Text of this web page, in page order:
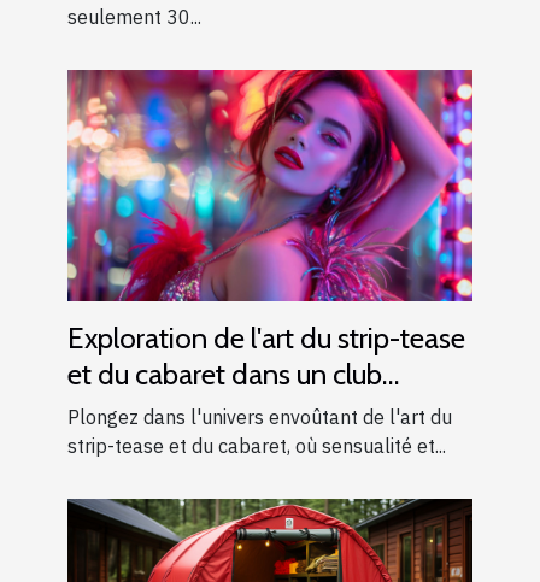
seulement 30...
Exploration de l'art du strip-tease
et du cabaret dans un club
moderne
Plongez dans l'univers envoûtant de l'art du
strip-tease et du cabaret, où sensualité et...